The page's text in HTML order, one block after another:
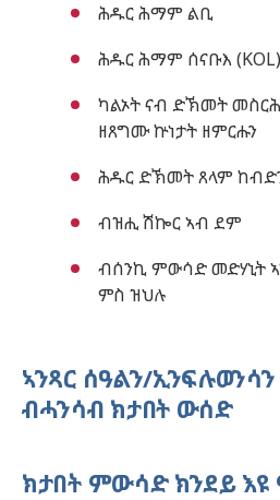
ሕዱር ሕማም ልቢ
ሕዱር ሕማም ሰናቡእ
ካልኦት ናብ ድኽመት
ዘጸግሙ ኵነታት ዘምርሑን
ሕዱር ድኽመት ጸላም
ብዝሒ ሽኰር ኣብ ደም
ብሰንኪ ምውሳድ መድሃኒት
ምስ ዝህሉ
ኣንጻር ሰዓልን/
ብሓንሳብ ክታበት ውሰድ
ክታበት ምውሳድ ክንደይ እዩ